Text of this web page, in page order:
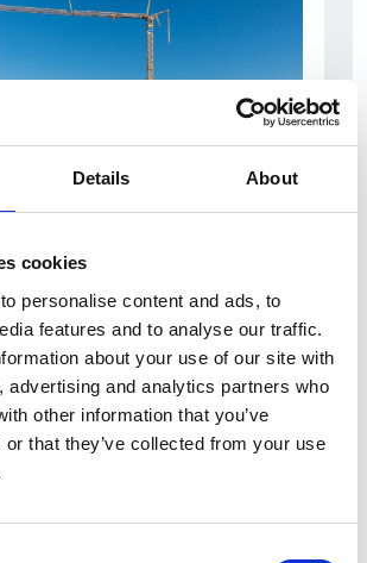
Details About
cookies
personalise content and ads, to
features and to analyse our traffic.
about your use of our site with
advertising and analytics partners who
other information that you’ve
or that they’ve collected from your use
è aumentata fortemente la
nuove abitazioni
Ceca